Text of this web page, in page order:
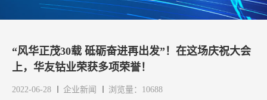
“风华正茂30载 砥砺奋进再出发”！在这场庆祝大会
上，华友钴业荣获多项荣誉！
2022-06-28 企业新闻 浏览量：10688